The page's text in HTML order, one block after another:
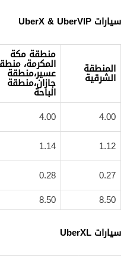
سيارات UberX & UberVIP
المنطقة
الشرقية
منطقة مكة
المكرمة،
عسير،منطقة
جازان،منطقة
الباحة
4.00
4.00
1.12
1.14
0.27
0.28
8.50
8.50
سيارات UberXL